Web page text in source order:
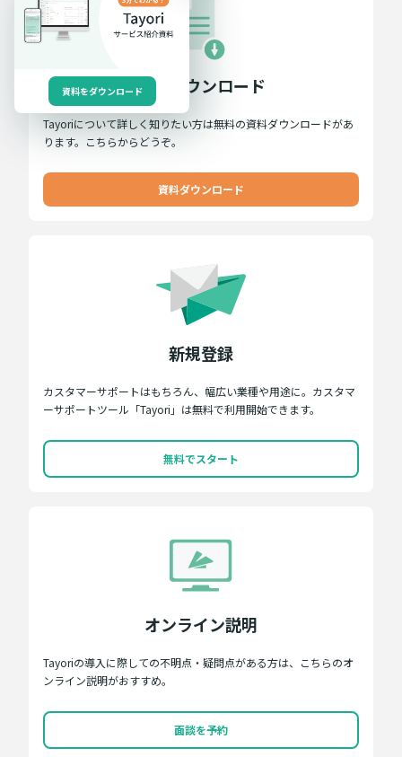
資料ダウンロード
Tayoriについて詳しく知りたい方は無料の資料ダウンロードがあ
ります。こちらからどうぞ。
資料ダウンロード
新規登録
カスタマーサポートはもちろん、幅広い業種や用途に。カスタマ
ーサポートツール「Tayori」は無料で利用開始できます。
無料でスタート
オンライン説明
Tayoriの導入に際しての不明点・疑問点がある方は、こちらのオ
ンライン説明がおすすめ。
面談を予約
資料をダウンロード